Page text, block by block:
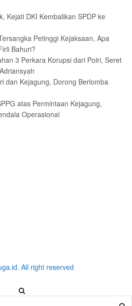
Kejati DKI Kembalikan SPDP ke
Petinggi Kejaksaan, Apa
Bahuri?
3 Perkara Korupsi dari Polri, Seret
dan Kejagung, Dorong Berlomba
atas Permintaan Kejagung,
Operasional
All right reserved